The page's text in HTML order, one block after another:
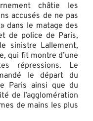
châtie les
accusés de ne pas
dans le matage des
de police de Paris,
sinistre Lallement,
qui fit montre d’une
répressions. Le
le départ du
Paris ainsi que du
de l’agglomération
de mains les plus